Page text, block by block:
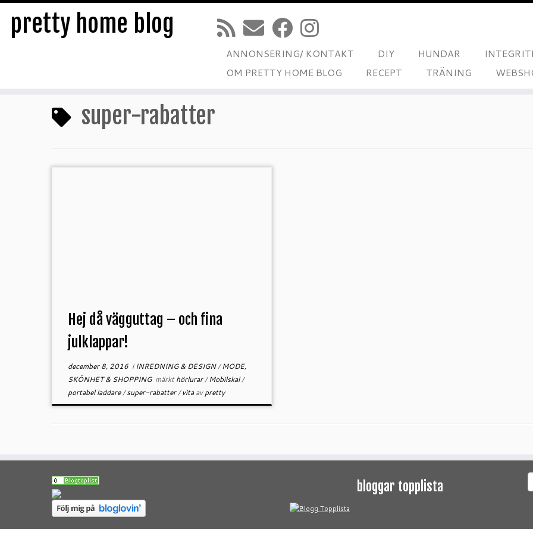
pretty home blog
ANNONSERING/ KONTAKT DIY HUNDAR
OM PRETTY HOME BLOG
RECEPT TRÄNING
super-rabatter
Hej då vägguttag – och fina
julklappar!
december 8, 2016i INREDNING & DESIGN/MODE,
SKÖNHET & SHOPPING märkthörlurar/Mobilskal/
portabel laddare/super-rabatter/vitaavpretty
bloggar topplista